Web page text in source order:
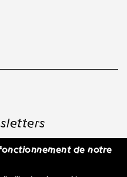
de notre